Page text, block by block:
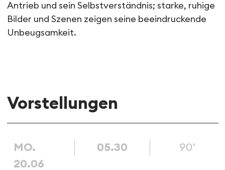
Antrieb und sein Selbstverständnis; starke, ruhige
Bilder und Szenen zeigen seine beeindruckende
Unbeugsamkeit.
Vorstellungen
MO.
20.06
05.30 90’